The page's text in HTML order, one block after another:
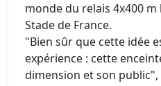
monde du relais 4x400
Stade de France.
"Bien sûr que cette idée
expérience : cette
dimension et son public",